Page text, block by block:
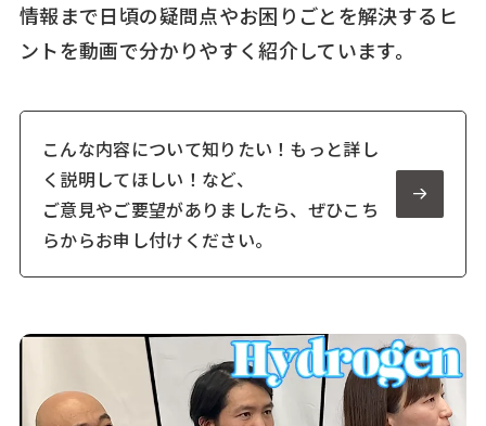
情報まで日頃の疑問点やお困りごとを解決するヒ
ントを動画で分かりやすく紹介しています。
こんな内容について知りたい！もっと詳し
く説明してほしい！など、
ご意見やご要望がありましたら、ぜひこち
らからお申し付けください。